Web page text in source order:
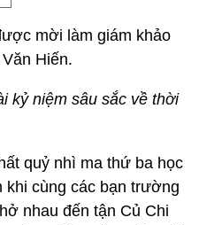
mời làm giám khảo
Hiến.
kỷ niệm sâu sắc về thời
quỷ nhì ma thứ ba học
cùng các bạn trường
nhau đến tận Củ Chi